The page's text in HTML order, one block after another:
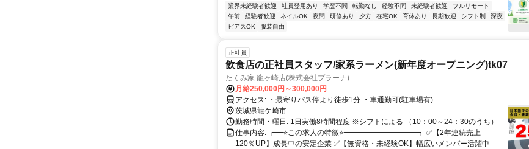
業界未経験者歓迎 社員登用あり 学歴不問 転勤なし 経験不問 未経験者歓迎
フルリモート
午前
経験者歓迎 ネイルOK 夜間 研修あり 夕方 在宅OK 育休あり 長期歓迎 シフト制
深夜
ピアスOK
服装自由
正社員
飲食店の正社員スタッフ/家系ラーメン(新年度オープニング)tk07
たくみ家 龍ヶ崎店(株式会社プラーナ)
月給250,000円～300,000円
アクセス: ・最寄りバス停より徒歩1分 ・車通勤可(駐車場有)
茨城県龍ケ崎市
勤務時間・曜日: 1日実働8時間程度 ※シフトによる （10：00～24：30のうち）
仕事内容: ┏━⭐️この求人の特徴⭐️━━━━━━━━━━┓ ✅️【2年連続売上
120％UP】成長中の安定企業 ✅️【無資格・未経験OK】幅広いメンバー活躍中